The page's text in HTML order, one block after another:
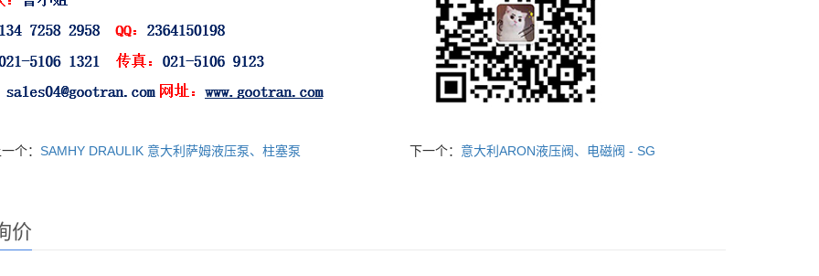
个： SAMHY DRAULIK 意大利萨姆液压泵、柱塞泵 下一个： 意大利ARON液压阀、电磁阀 - SG
价